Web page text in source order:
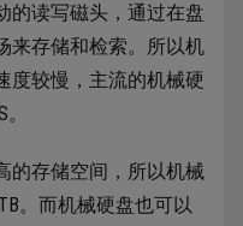
的读写磁头，通过在盘
来存储和检索。所以机
度较慢，主流的机械硬
的存储空间，所以机械
。而机械硬盘也可以